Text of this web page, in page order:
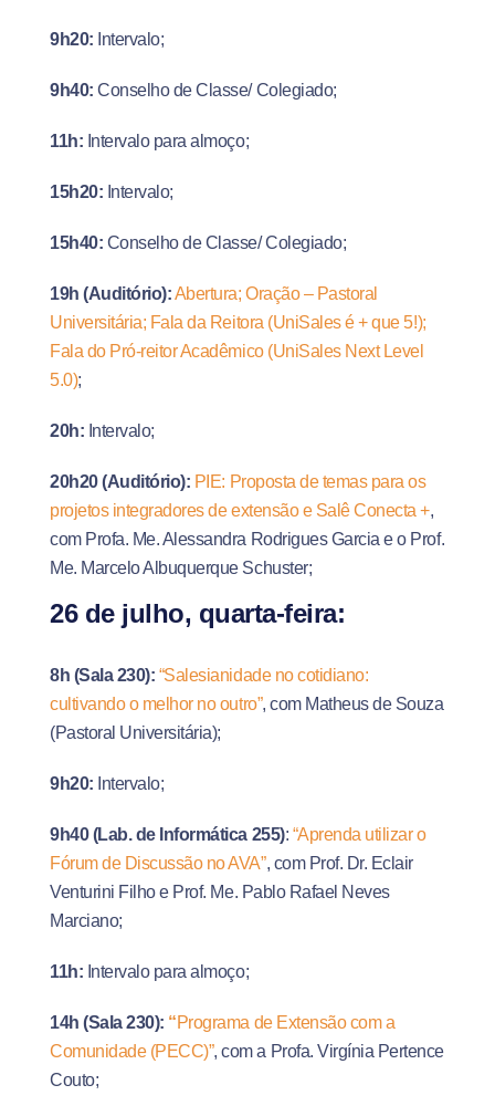
9h20: Intervalo;
9h40: Conselho de Classe/ Colegiado;
11h: Intervalo para almoço;
15h20: Intervalo;
15h40: Conselho de Classe/ Colegiado;
19h (Auditório):Abertura; Oração – Pastoral
Universitária; Fala da Reitora (UniSales é + que 5!);
Fala do Pró-reitor Acadêmico (UniSales Next Level
5.0);
20h: Intervalo;
20h20 (Auditório): PIE: Proposta de temas para os
projetos integradores de extensão e Salê Conecta +,
com Profa. Me. Alessandra Rodrigues Garcia e o Prof.
Me. Marcelo Albuquerque Schuster;
26 de julho, quarta-feira:
8h (Sala 230): “Salesianidade no cotidiano:
cultivando o melhor no outro”, com Matheus de Souza
(Pastoral Universitária);
9h20: Intervalo;
9h40 (Lab. de Informática 255): “Aprenda utilizar o
Fórum de Discussão no AVA”, com Prof. Dr. Eclair
Venturini Filho e Prof. Me. Pablo Rafael Neves
Marciano;
11h: Intervalo para almoço;
14h (Sala 230): “Programa de Extensão com a
Comunidade (PECC)”, com a Profa. Virgínia Pertence
Couto;